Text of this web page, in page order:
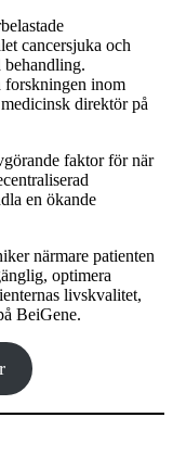
cancersjuka och
behandling.
forskningen inom
direktör på
faktor för när
en ökande
närmare patienten
optimera
livskvalitet,
BeiGene.